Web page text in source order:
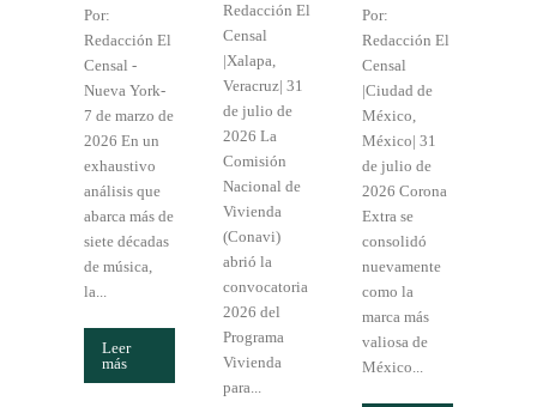
Por:
Redacción El
Censal -
Nueva York-
7 de marzo de
2026 En un
exhaustivo
análisis que
abarca más de
siete décadas
de música,
la...
Leer
más
Redacción El
Censal
|Xalapa,
Veracruz| 31
de julio de
2026 La
Comisión
Nacional de
Vivienda
(Conavi)
abrió la
convocatoria
2026 del
Programa
Vivienda
para...
Por:
Redacción El
Censal
|Ciudad de
México,
México| 31
de julio de
2026 Corona
Extra se
consolidó
nuevamente
como la
marca más
valiosa de
México...